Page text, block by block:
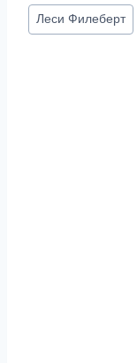
Метки
записи:
Леси Филеберт